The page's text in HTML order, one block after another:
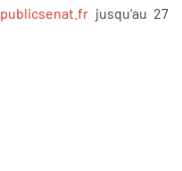
publicsenat.fr jusqu'au 27